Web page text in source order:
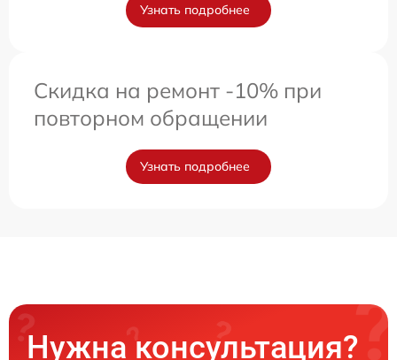
Узнать подробнее
Скидка на ремонт -10% при
повторном обращении
Узнать подробнее
Нужна консультация?